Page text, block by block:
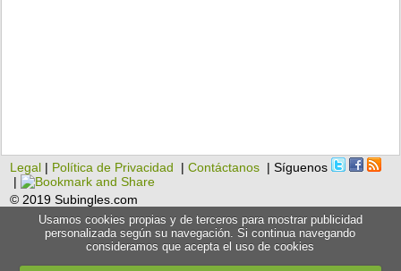
Legal | Política de Privacidad |Contáctanos | Síguenos
|
© 2019 Subingles.com
Usamos cookies propias y de terceros para mostrar publicidad
personalizada según su navegación. Si continua navegando
consideramos que acepta el uso de cookies